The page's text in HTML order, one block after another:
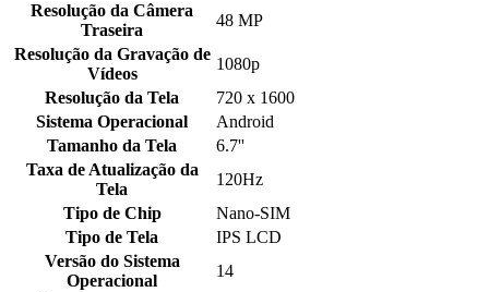
Resolução da Câmera
Traseira
48 MP
Resolução da Gravação de
Vídeos
1080p
Resolução da Tela
720 x 1600
Sistema Operacional
Android
Tamanho da Tela
6.7''
Taxa de Atualização da
Tela
120Hz
Tipo de Chip
Nano-SIM
Tipo de Tela
IPS LCD
Versão do Sistema
Operacional
14